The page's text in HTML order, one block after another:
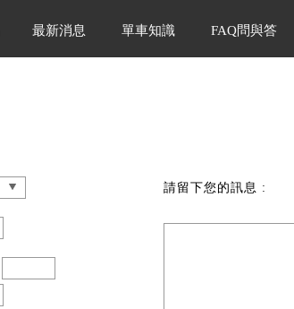
最新消息 單車知識 FAQ問與答
請留下您的訊息 :